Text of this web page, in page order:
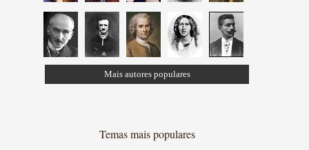
Mais autores populares
Temas mais populares